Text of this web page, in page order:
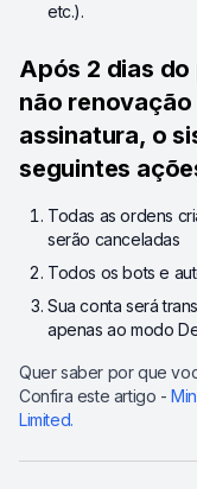
etc.).
Após 2 dias do
não
assinatura, o
seguintes
Todas as ordens
serão canceladas
Todos os bots e
Sua conta será
apenas ao modo
Quer saber por que
Confira este artigo -
Limited.